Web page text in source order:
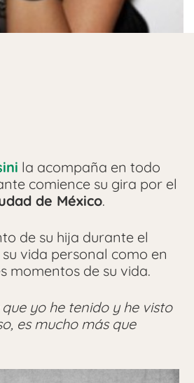
la acompaña en todo
comience su gira por el
de México.
de su hija durante el
vida personal como en
momentos de su vida.
yo he tenido y he visto
es mucho más que